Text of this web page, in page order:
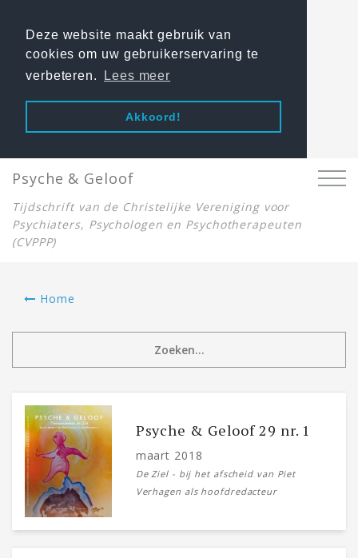
Deze website maakt gebruik van
cookies om uw gebruikerservaring te
verbeteren.
Lees meer
Akkoord!
Psyche & Geloof
Tijdschrift van de Christelijke Vereniging voor
Psychiaters, Psychologen en Psychotherapeuten
(CVPPP)
Home
Psyche & Geloof 29 nr. 1
maart 2018
De Ziel - bij het afscheid van Piet
Verhagen als hoofdredacteur